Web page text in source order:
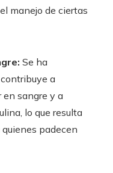
manejo de ciertas
Se ha
a
en sangre y a
lo que resulta
padecen